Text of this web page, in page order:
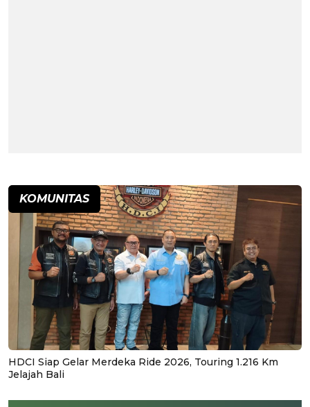
KOMUNITAS
HDCI Siap Gelar Merdeka Ride 2026, Touring 1.216 Km
Jelajah Bali